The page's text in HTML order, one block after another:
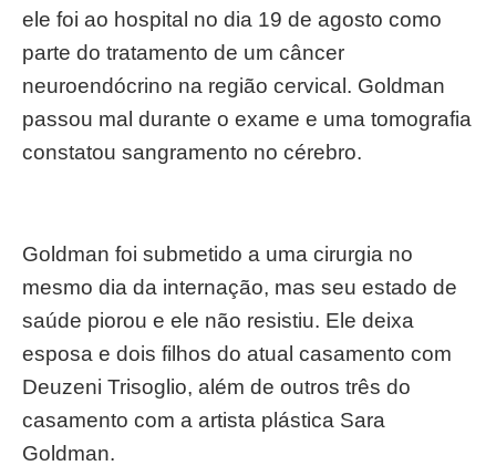
ele foi ao hospital no dia 19 de agosto como
parte do tratamento de um câncer
neuroendócrino na região cervical. Goldman
passou mal durante o exame e uma tomografia
constatou sangramento no cérebro.
Goldman foi submetido a uma cirurgia no
mesmo dia da internação, mas seu estado de
saúde piorou e ele não resistiu. Ele deixa
esposa e dois filhos do atual casamento com
Deuzeni Trisoglio, além de outros três do
casamento com a artista plástica Sara
Goldman.